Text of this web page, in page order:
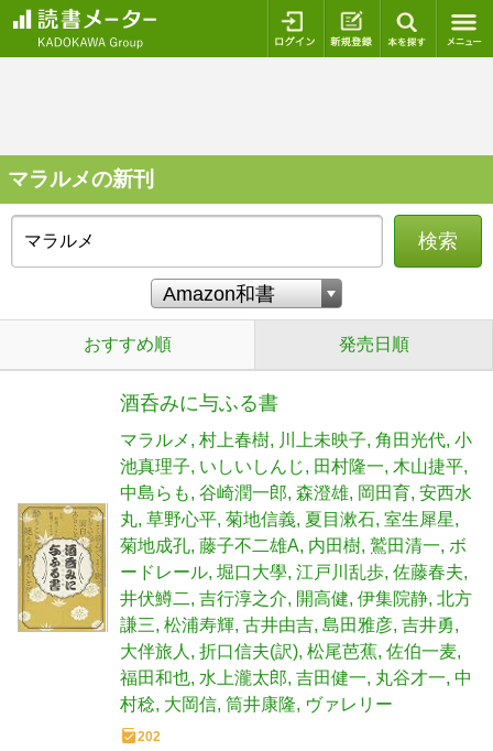
ログイン 新規登録
マラルメの新刊
検索
おすすめ順 発売日順
酒呑みに与ふる書
マラルメ 村上春樹 川上未映子 角田光代 小
池真理子 いしいしんじ 田村隆一 木山捷平
中島らも 谷崎潤一郎 森澄雄 岡田育 安西水
丸 草野心平 菊地信義 夏目漱石 室生犀星
菊地成孔 藤子不二雄A 内田樹 鷲田清一 ボ
ードレール 堀口大學 江戸川乱歩 佐藤春夫
井伏鱒二 吉行淳之介 開高健 伊集院静 北方
謙三 松浦寿輝 古井由吉 島田雅彦 吉井勇
大伴旅人
折口信夫(訳) 松尾芭蕉 佐伯一麦
福田和也 水上瀧太郎 吉田健一 丸谷才一 中
村稔 大岡信 筒井康隆 ヴァレリー
202